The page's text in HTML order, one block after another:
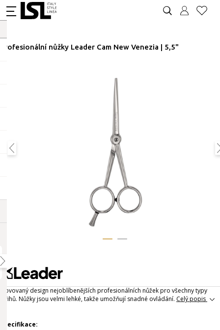
Profesionální nůžky Leader Cam New Venezia | 5,5"
Inovovaný design nejoblíbenějších profesionálních nůžek pro všechny typy
střihů. Nůžky jsou velmi lehké, takže umožňují snadné ovládání. Celý popis
Specifikace: